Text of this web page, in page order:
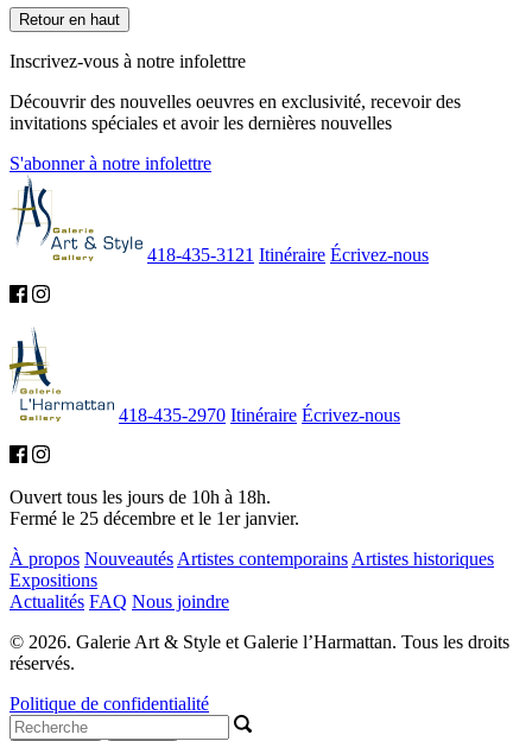
Retour en haut
Inscrivez-vous à notre infolettre
Découvrir des nouvelles oeuvres en exclusivité, recevoir des
invitations spéciales et avoir les dernières nouvelles
S'abonner à notre infolettre
418-435-3121 Itinéraire Écrivez-nous
418-435-2970 Itinéraire Écrivez-nous
Ouvert tous les jours de 10h à 18h.
Fermé le 25 décembre et le 1er janvier.
À propos Nouveautés Artistes contemporains Artistes historiques
Expositions
Actualités FAQ Nous joindre
© 2026. Galerie Art & Style et Galerie l’Harmattan. Tous les droits
réservés.
Politique de confidentialité